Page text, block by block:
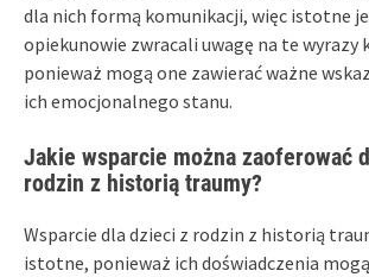
dla nich formą komunikacji, więc istotne
opiekunowie zwracali uwagę na te wyrazy
ponieważ mogą one zawierać ważne
ich emocjonalnego stanu.
Jakie wsparcie można zaoferować
rodzin z historią traumy?
Wsparcie dla dzieci z rodzin z historią
istotne, ponieważ ich doświadczenia mogą